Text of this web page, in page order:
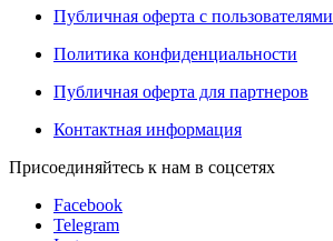
Публичная оферта с пользователями
Политика конфиденциальности
Публичная оферта для партнеров
Контактная информация
Присоединяйтесь к нам в соцсетях
Facebook
Telegram